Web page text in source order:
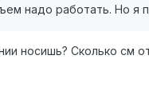
надо работать. Но я
носишь? Сколько см